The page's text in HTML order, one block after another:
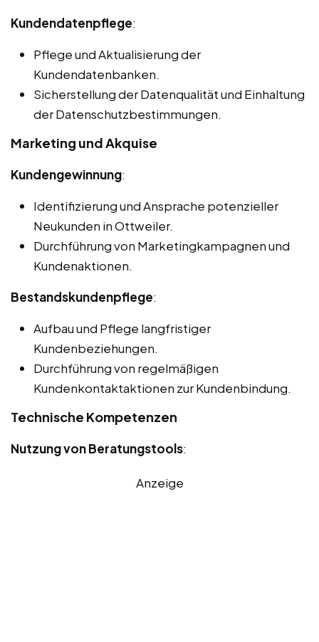
Kundendatenpflege:
Pflege und Aktualisierung der
Kundendatenbanken.
Sicherstellung der Datenqualität und Einhaltung
der Datenschutzbestimmungen.
Marketing und Akquise
Kundengewinnung:
Identifizierung und Ansprache potenzieller
Neukunden in Ottweiler.
Durchführung von Marketingkampagnen und
Kundenaktionen.
Bestandskundenpflege:
Aufbau und Pflege langfristiger
Kundenbeziehungen.
Durchführung von regelmäßigen
Kundenkontaktaktionen zur Kundenbindung.
Technische Kompetenzen
Nutzung von Beratungstools:
Anzeige